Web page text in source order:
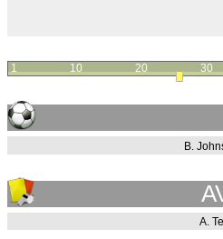
1 10 20 30
B.
A.